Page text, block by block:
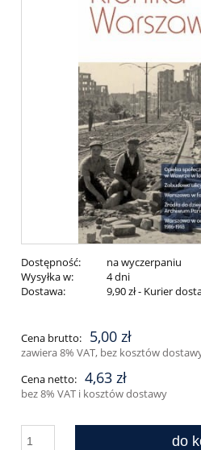
Dostępność:
na wyczerpaniu
Wysyłka w:
4 dni
Dostawa:
9,90 zł- Kurier
Cena nie zawiera ewentualnych
Cena brutto: 5,00 zł
zawiera 8% VAT, bez kosztów
Cena netto: 4,63 zł
bez 8% VAT i kosztów dostawy
do